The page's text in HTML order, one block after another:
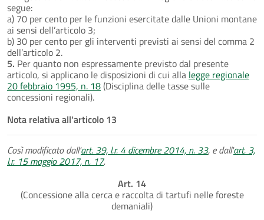
segue:
a) 70 per cento per le funzioni esercitate dalle Unioni montane
ai sensi dell’articolo 3;
b) 30 per cento per gli interventi previsti ai sensi del comma 2
dell’articolo 2.
5. Per quanto non espressamente previsto dal presente
articolo, si applicano le disposizioni di cui alla legge regionale
20 febbraio 1995, n. 18(Disciplina delle tasse sulle
concessioni regionali).
Nota relativa all'articolo 13
Così modificato dall'art. 39, l.r. 4 dicembre 2014, n. 33, e dall'art. 3,
l.r. 15 maggio 2017, n. 17.
Art. 14
(Concessione alla cerca e raccolta di tartufi nelle foreste
demaniali)